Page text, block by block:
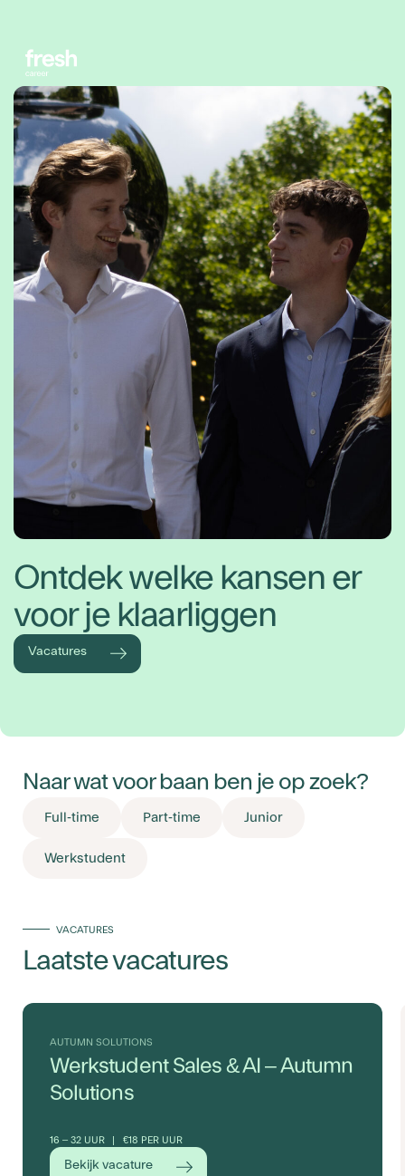
Ontdek welke kansen er
voor je klaarliggen
Vacatures
Naar wat voor baan ben je op zoek?
Full-time Part-time Junior
Werkstudent
VACATURES
Laatste vacatures
AUTUMN SOLUTIONS
Werkstudent Sales & AI – Autumn
Solutions
16 – 32 UUR €18 PER UUR
Bekijk vacature